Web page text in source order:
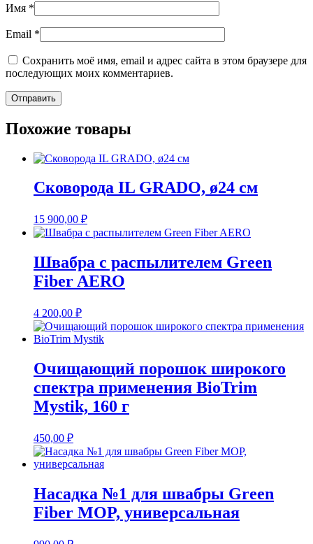
Имя *
Email *
Сохранить моё имя, email и адрес сайта в этом браузере для
последующих моих комментариев.
Похожие товары
Сковорода IL GRADO, ø24 см
15 900,00 ₽
Швабра с распылителем Green
Fiber AERO
4 200,00 ₽
Очищающий порошок широкого
спектра применения BioTrim
Mystik, 160 г
450,00 ₽
Насадка №1 для швабры Green
Fiber MOP, универсальная